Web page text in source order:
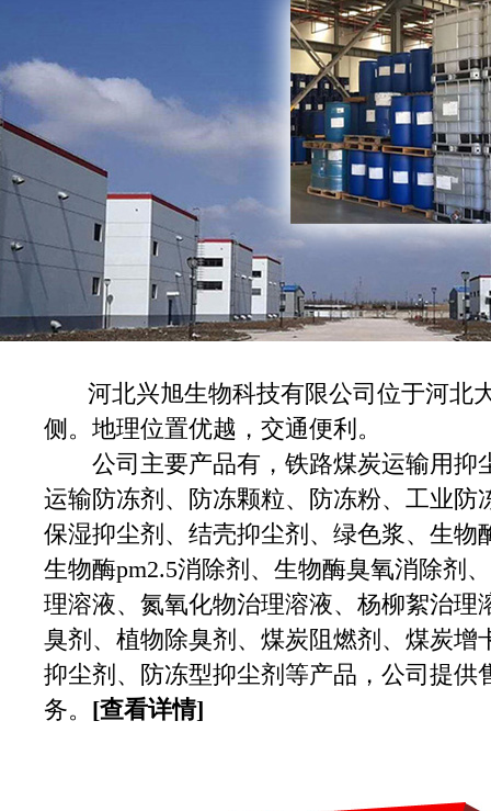
河北兴旭生物科技有限公司位于河北
侧。地理位置优越，交通便利。
公司主要产品有，铁路煤炭运输用抑
运输防冻剂、防冻颗粒、防冻粉、工业防
保湿抑尘剂、结壳抑尘剂、绿色浆、生物
生物酶pm2.5消除剂、生物酶臭氧消除剂
理溶液、氮氧化物治理溶液、杨柳絮治理
臭剂、植物除臭剂、煤炭阻燃剂、煤炭增
抑尘剂、防冻型抑尘剂等产品，公司提供
务。 [查看详情]